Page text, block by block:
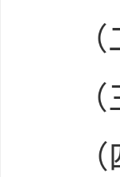
（二
（三
（四